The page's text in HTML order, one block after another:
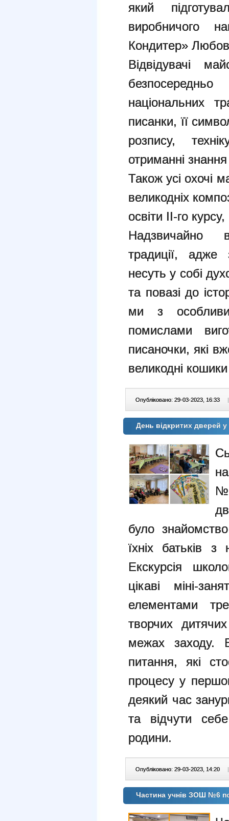
який
виробничого
Кондитер»
Відвідувачі
національних
писанки, її
розпису,
отриманні
Також усі охочі
великодніх
освіти ІІ-го
Надзвичайно
традиції, адже
несуть у собі
та повазі до
ми з
помислами
писаночки, які
великодні
Опубліковано: 29-03-2023, 16:33 |
День відкритих дверей
було
їхніх батьків
Екскурсія
цікаві міні-
елементами
творчих
межах заходу.
питання, які
процесу у
деякий час
та відчути
родини.
Опубліковано: 29-03-2023, 14:20 |
Частина учнів ЗОШ №6